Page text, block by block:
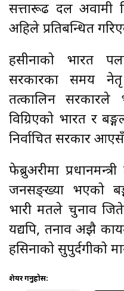
सत्तारूढ दल अवामी
अहिले प्रतिबन्धित
हसीनाको भारत
सरकारका समय नेतृ
तत्कालिन सरकारले
विग्रिएको भारत र
निर्वाचित सरकार
फेब्रुअरीमा
जनसङ्ख्या भएको
भारी मतले चुनाव
यद्यपि, तनाव अझै
हसिनाको सुपुर्दगीको
शेयर गर्नुहोस: